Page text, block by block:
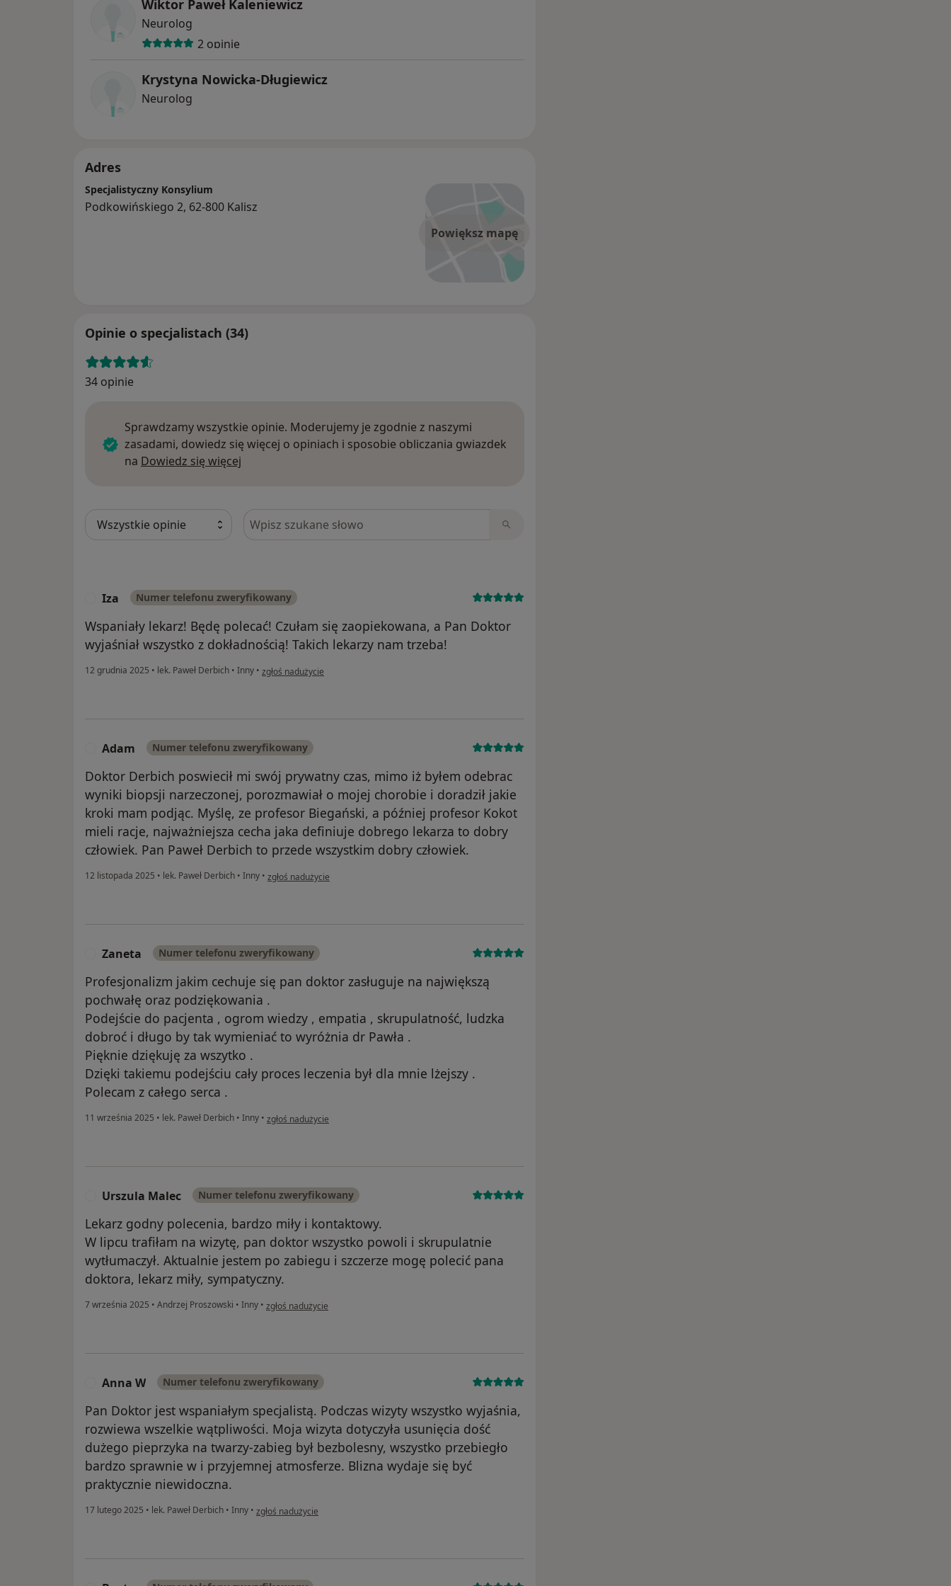
Wiktor Paweł Kaleniewicz
Neurolog
2 opinie
Krystyna Nowicka-Długiewicz
Neurolog
Adres
Powiększ mapę
Specjalistyczny Konsylium
Podkowińskiego 2, 62-800 Kalisz
Opinie o specjalistach (34)
34 opinie
Sprawdzamy wszystkie opinie. Moderujemy je zgodnie z naszymi
zasadami, dowiedz się więcej o opiniach i sposobie obliczania gwiazdek
na Dowiedz się więcej
Szukaj w opiniach
Iza Numer telefonu zweryfikowany
Wspaniały lekarz! Będę polecać! Czułam się zaopiekowana, a Pan Doktor
wyjaśniał wszystko z dokładnością! Takich lekarzy nam trzeba!
12 grudnia 2025 • lek. Paweł Derbich • Inny • w opinii użytkownika Iza
zgłoś nadużycie
Adam Numer telefonu zweryfikowany
Doktor Derbich poswiecił mi swój prywatny czas, mimo iż byłem odebrac
wyniki biopsji narzeczonej, porozmawiał o mojej chorobie i doradził jakie
kroki mam podjąc. Myślę, ze profesor Biegański, a później profesor Kokot
mieli racje, najważniejsza cecha jaka definiuje dobrego lekarza to dobry
człowiek. Pan Paweł Derbich to przede wszystkim dobry człowiek.
12 listopada 2025 • lek. Paweł Derbich • Inny • w opinii użytkownika Adam
zgłoś nadużycie
Zaneta Numer telefonu zweryfikowany
Profesjonalizm jakim cechuje się pan doktor zasługuje na największą
pochwałę oraz podziękowania .
Podejście do pacjenta , ogrom wiedzy , empatia , skrupulatność, ludzka
dobroć i długo by tak wymieniać to wyróżnia dr Pawła .
Pięknie dziękuję za wszytko .
Dzięki takiemu podejściu cały proces leczenia był dla mnie lżejszy .
Polecam z całego serca .
11 września 2025 • lek. Paweł Derbich • Inny • w opinii użytkownika Zaneta
zgłoś nadużycie
Urszula Malec Numer telefonu zweryfikowany
Lekarz godny polecenia, bardzo miły i kontaktowy.
W lipcu trafiłam na wizytę, pan doktor wszystko powoli i skrupulatnie
wytłumaczył. Aktualnie jestem po zabiegu i szczerze mogę polecić pana
doktora, lekarz miły, sympatyczny.
7 września 2025 • Andrzej Proszowski • Inny • w opinii użytkownika Urszula Malec
zgłoś nadużycie
Anna W Numer telefonu zweryfikowany
Pan Doktor jest wspaniałym specjalistą. Podczas wizyty wszystko wyjaśnia,
rozwiewa wszelkie wątpliwości. Moja wizyta dotyczyła usunięcia dość
dużego pieprzyka na twarzy-zabieg był bezbolesny, wszystko przebiegło
bardzo sprawnie w i przyjemnej atmosferze. Blizna wydaje się być
praktycznie niewidoczna.
17 lutego 2025 • lek. Paweł Derbich • Inny • w opinii użytkownika Anna W
zgłoś nadużycie